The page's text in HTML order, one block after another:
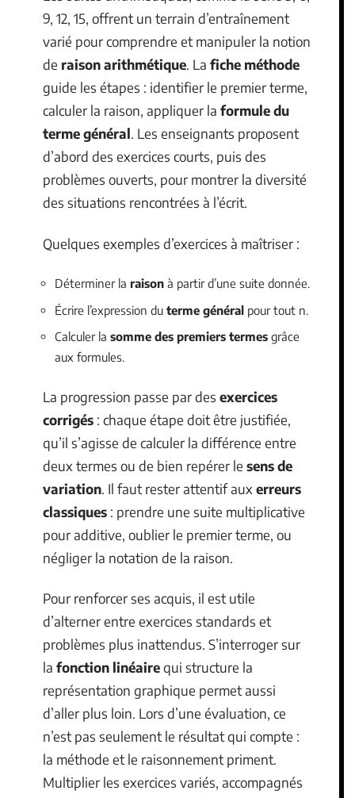
9, 12, 15, offrent un terrain d’entraînement
varié pour comprendre et manipuler la notion
de raison arithmétique. La fiche méthode
guide les étapes : identifier le premier terme,
calculer la raison, appliquer la formule du
terme général. Les enseignants proposent
d’abord des exercices courts, puis des
problèmes ouverts, pour montrer la diversité
des situations rencontrées à l’écrit.
Quelques exemples d’exercices à maîtriser :
Déterminer la raison à partir d’une suite donnée.
Écrire l’expression du terme général pour tout n.
Calculer la somme des premiers termes grâce
aux formules.
La progression passe par des exercices
corrigés : chaque étape doit être justifiée,
qu’il s’agisse de calculer la différence entre
deux termes ou de bien repérer le sens de
variation. Il faut rester attentif aux erreurs
classiques : prendre une suite multiplicative
pour additive, oublier le premier terme, ou
négliger la notation de la raison.
Pour renforcer ses acquis, il est utile
d’alterner entre exercices standards et
problèmes plus inattendus. S’interroger sur
la fonction linéairequi structure la
représentation graphique permet aussi
d’aller plus loin. Lors d’une évaluation, ce
n’est pas seulement le résultat qui compte :
la méthode et le raisonnement priment.
Multiplier les exercices variés, accompagnés